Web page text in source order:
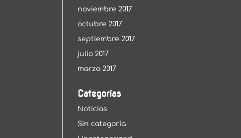
noviembre 2017
octubre 2017
septiembre 2017
julio 2017
marzo 2017
Categorías
Noticias
Sin categoría